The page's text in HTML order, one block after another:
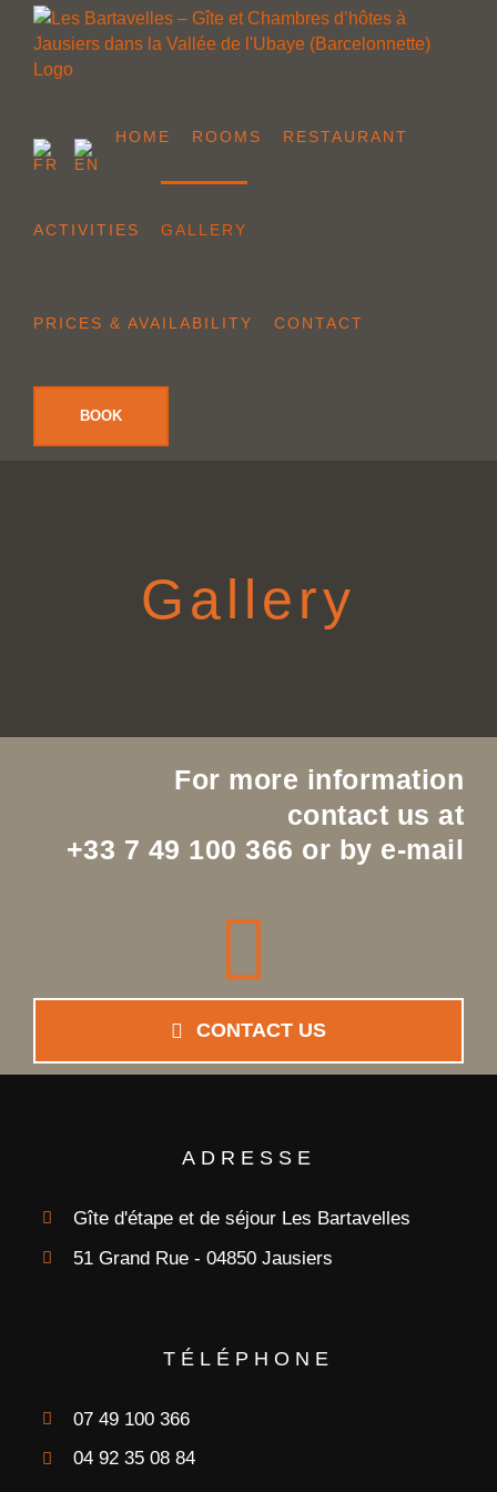
Skip
content
HOME ROOMS RESTAURANT
ACTIVITIES GALLERY
PRICES & AVAILABILITY CONTACT
BOOK
Gallery
For more information
contact us at
+33 7 49 100 366 or by e-mail
CONTACT US
ADRESSE
Gîte d'étape et de séjour Les Bartavelles
51 Grand Rue - 04850 Jausiers
TÉLÉPHONE
07 49 100 366
04 92 35 08 84